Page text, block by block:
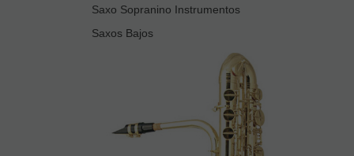
Saxo Sopranino Instrumentos
Saxos Bajos